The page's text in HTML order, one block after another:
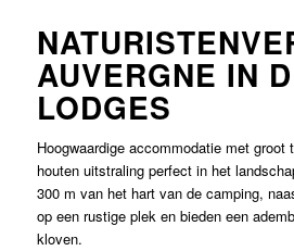
AUVERGNE IN
LODGES
Hoogwaardige accommodatie met groot
houten uitstraling perfect in het
300 m van het hart van de camping,
op een rustige plek en bieden een
kloven.